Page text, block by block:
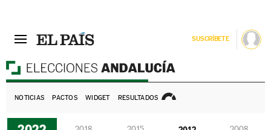
SUSCRÍBETE
NOTICIAS PACTOS WIDGET RESULTADOS